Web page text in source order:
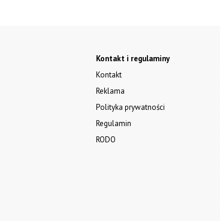
Kontakt i regulaminy
Kontakt
Reklama
Polityka prywatności
Regulamin
RODO